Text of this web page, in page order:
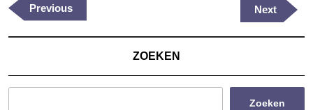
Previous
Post
Previous
Next
Post
Next
ZOEKEN
Zoeken